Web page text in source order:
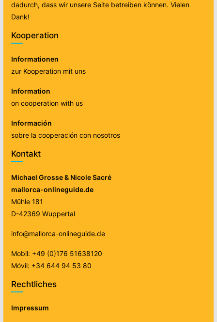
dadurch, dass wir unsere Seite betreiben können. Vielen
Dank!
Kooperation
Informationen
zur Kooperation mit uns
Information
on cooperation with us
Información
sobre la cooperación con nosotros
Kontakt
Michael Grosse & Nicole Sacré
mallorca-onlineguide.de
Mühle 181
D-42369 Wuppertal
info@mallorca-onlineguide.de
Mobil: +49 (0)176 51638120
Móvil: +34 644 94 53 80
Rechtliches
Impressum